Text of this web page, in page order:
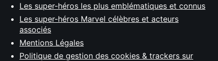
Les super-héros les plus emblématiques et connus
Les super-héros Marvel célèbres et acteurs
associés
Mentions Légales
Politique de gestion des cookies & trackers sur